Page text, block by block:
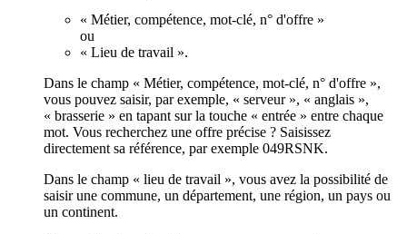
« Métier, compétence, mot-clé, n° d'offre »
ou
« Lieu de travail ».
Dans le champ « Métier, compétence, mot-clé, n° d'offre »,
vous pouvez saisir, par exemple, « serveur », « anglais »,
« brasserie » en tapant sur la touche « entrée » entre chaque
mot. Vous recherchez une offre précise ? Saisissez
directement sa référence, par exemple 049RSNK.
Dans le champ « lieu de travail », vous avez la possibilité de
saisir une commune, un département, une région, un pays ou
un continent.